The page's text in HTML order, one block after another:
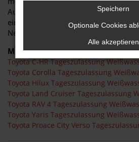
Automobilherstellers daran, Ihnen
einzuräumen. Anders formuliert
Neuwagenqualität zum
Modelle
Toyota C-HR Tageszulassung
Toyota Corolla Tageszulassung
Toyota Hilux Tageszulassung
Toyota Land Cruiser Tageszulassung
Toyota RAV 4 Tageszulassung
Toyota Yaris Tageszulassung
Toyota Proace City Verso
Speichern
Optionale Cookies
Alle akzeptieren